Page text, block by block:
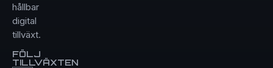
hållbar
digital
tillväxt.
FÖLJ
TILLVÄXTEN